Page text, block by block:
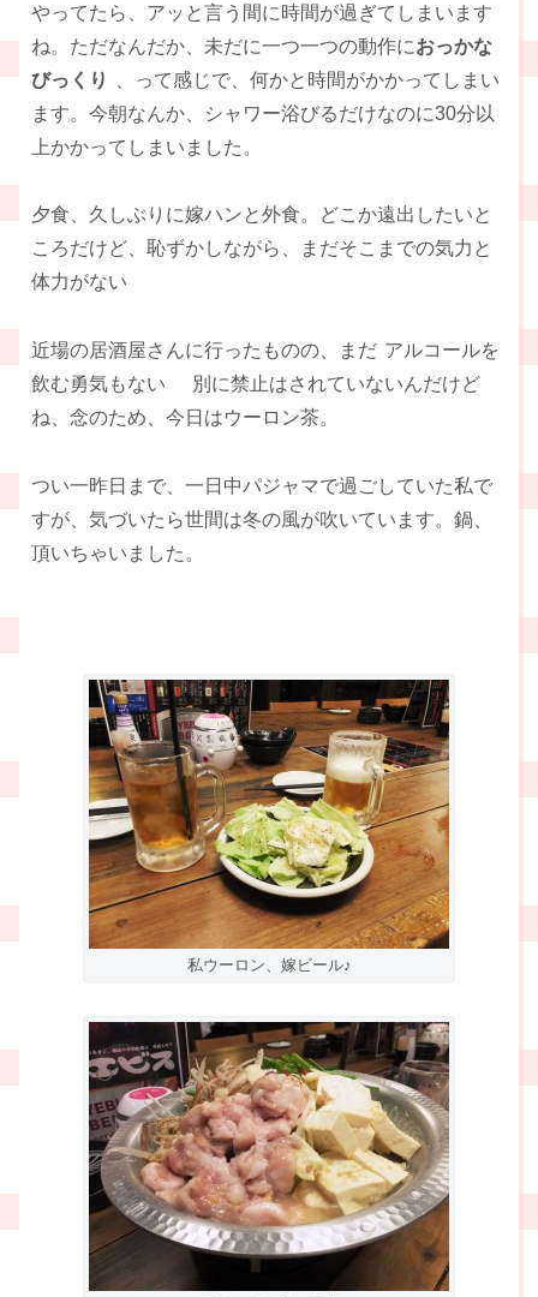
やってたら、アッと言う間に時間が過ぎてしまいます
ね。ただなんだか、未だに一つ一つの動作におっかな
びっくり
、って感じで、何かと時間がかかってしまい
ます。今朝なんか、シャワー浴びるだけなのに30分以
上かかってしまいました。
夕食、久しぶりに嫁ハンと外食。どこか遠出したいと
ころだけど、恥ずかしながら、まだそこまでの気力と
体力がない
近場の居酒屋さんに行ったものの、まだ アルコールを
飲む勇気もない
別に禁止はされていないんだけど
ね、念のため、今日はウーロン茶。
つい一昨日まで、一日中パジャマで過ごしていた私で
すが、気づいたら世間は冬の風が吹いています。鍋、
頂いちゃいました。
私ウーロン、嫁ビール♪